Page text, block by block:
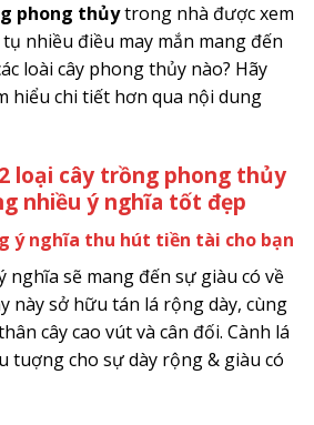
phong thủytrong nhà được xem
nhiều điều may mắn mang đến
loài cây phong thủy nào? Hãy
hiểu chi tiết hơn qua nội dung
loại cây trồng phong thủy
nhiều ý nghĩa tốt đẹp
ý nghĩa thu hút tiền tài cho bạn
nghĩa sẽ mang đến sự giàu có về
này sở hữu tán lá rộng dày, cùng
cây cao vút và cân đối. Cành lá
tuợng cho sự dày rộng & giàu có